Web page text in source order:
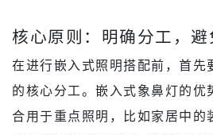
核心原则：明确分工，避
在进行嵌入式照明搭配前，首先
的核心分工。嵌入式象鼻灯的优
合用于重点照明，比如家居中的